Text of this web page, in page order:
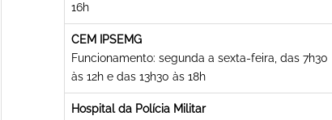
16h
CEM IPSEMG
Funcionamento: segunda a sexta-feira, das 7h30
às 12h e das 13h30 às 18h
Hospital da Polícia Militar